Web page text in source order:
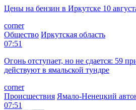
Цены на бензин в Иркутске 10
corner
Общество Иркутская область
07:51
Огонь отступает, но не сдается: 59
действуют в ямальской тундре
corner
Происшествия Ямало-Ненецкий
07:51